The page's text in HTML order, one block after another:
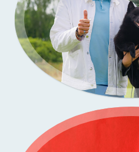
Портфолио —
Бассенджи. Фото